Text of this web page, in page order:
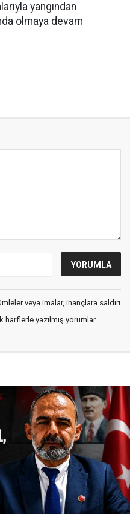
yangından
olmaya devam
veya imalar, inançlara saldırı
harflerle yazılmış yorumlar